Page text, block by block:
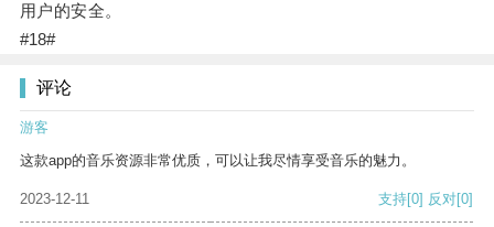
用户的安全。
#18#
评论
游客
这款app的音乐资源非常优质，可以让我尽情享受音乐的魅力。
2023-12-11 支持[0] 反对[0]